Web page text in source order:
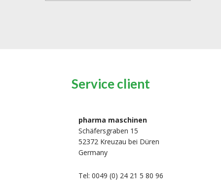
Service client
pharma maschinen
Schäfersgraben 15
52372 Kreuzau bei Düren
Germany
Tel: 0049 (0) 24 21 5 80 96